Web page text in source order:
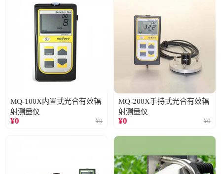
MQ-100X内置式光合有效辐
射测量仪
¥0 ¥0
MQ-200X手持式光合有效辐
射测量仪
¥0 ¥0